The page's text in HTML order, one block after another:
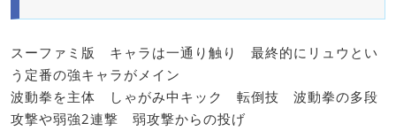
スーファミ版 キャラは一通り触り 最終的にリュウとい
う定番の強キャラがメイン
波動拳を主体 しゃがみ中キック 転倒技 波動拳の多段
攻撃や弱強2連撃 弱攻撃からの投げ